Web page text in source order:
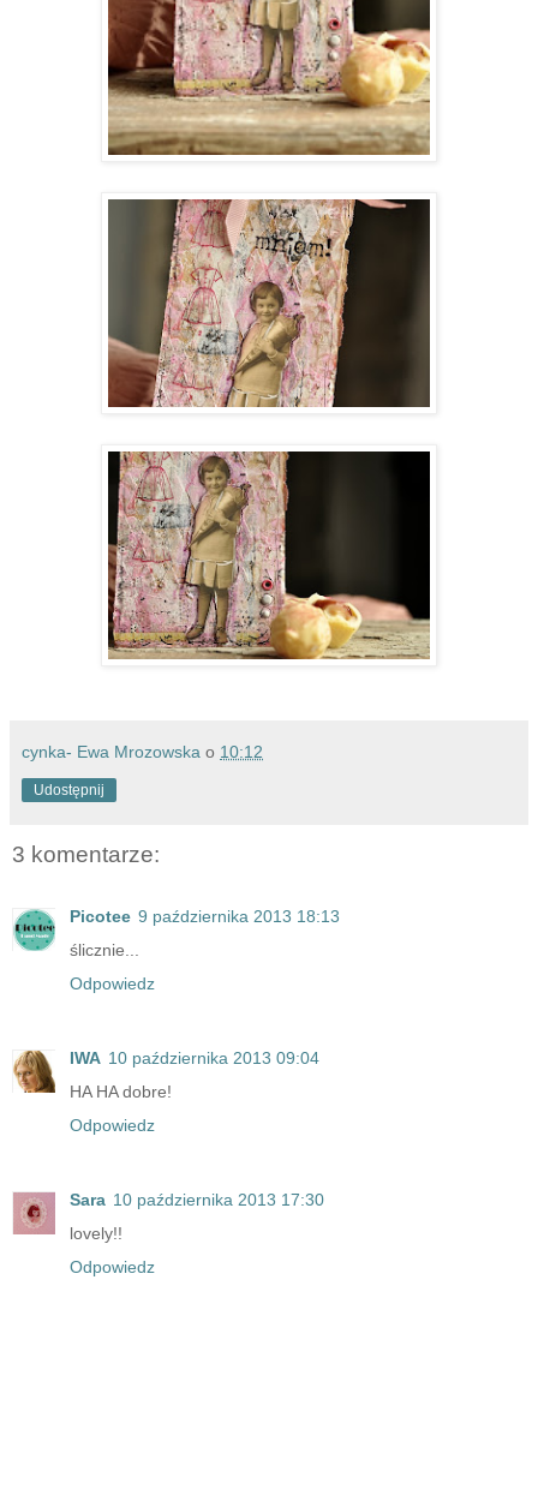
cynka- Ewa Mrozowska o 10:12
Udostępnij
3 komentarze:
Picotee 9 października 2013 18:13
ślicznie...
Odpowiedz
IWA 10 października 2013 09:04
HA HA dobre!
Odpowiedz
Sara 10 października 2013 17:30
lovely!!
Odpowiedz